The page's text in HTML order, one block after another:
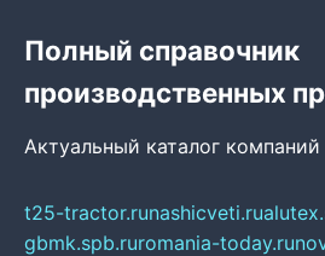
Полный справочник
производственных
Актуальный каталог
t25-tractor.runashicveti.ru
gbmk.spb.ruromania-today.ru